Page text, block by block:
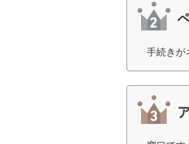
手続きが